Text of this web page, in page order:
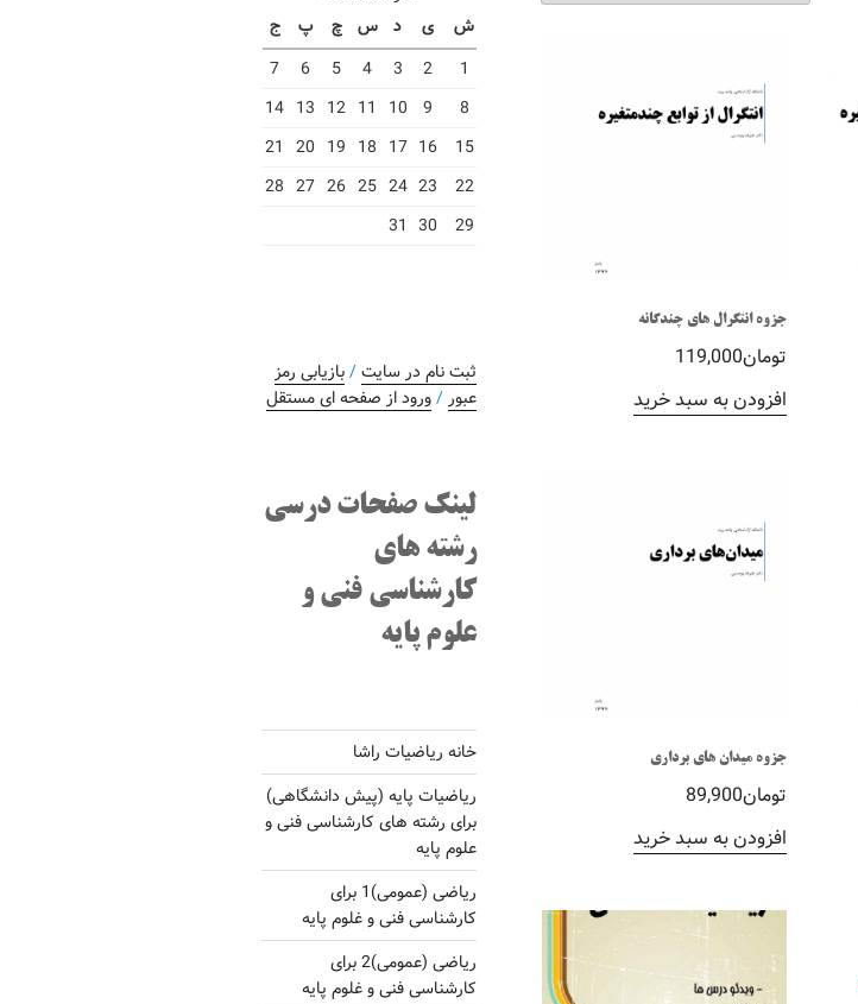
جزوه انتگرال های چندگانه
تومان119,000
افزودن به سبد خرید
جزوه میدان های برداری
تومان89,900
افزودن به سبد خرید
ش
ی د س چ پ
ج
1
2
3
4
5
6
7
8
9
10
11
12
13
14
15
16
17
18
19
20
21
22
23
24
25
26
27
28
29
30
31
ثبت نام در سایت/بازیابی رمز
عبور /ورود از صفحه ای مستقل
لینک صفحات درسی
رشته های
کارشناسی فنی و
علوم پایه
خانه ریاضیات راشا
ریاضیات پایه (پیش دانشگاهی)
برای رشته های کارشناسی فنی و
علوم پایه
ریاضی (عمومی)1 برای
کارشناسی فنی و غلوم پایه
ریاضی (عمومی)2 برای
کارشناسی فنی و غلوم پایه